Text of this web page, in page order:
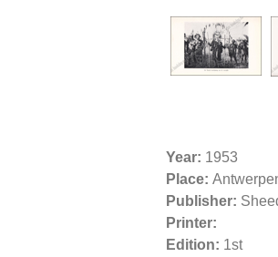
Year: 1953
Place:
Publisher:
Printer:
Edition: 1st